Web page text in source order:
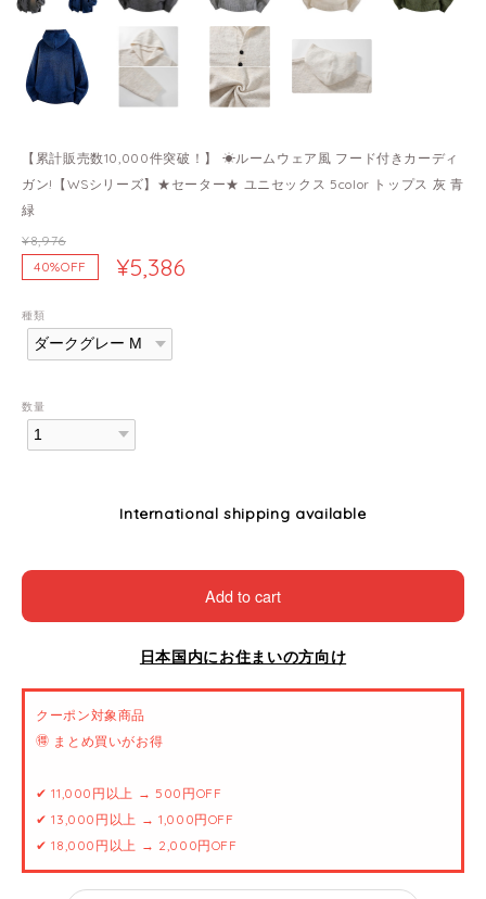
【累計販売数10,000件突破！】 ☀ルームウェア風 フード付きカーディ
ガン!【WSシリーズ】★セーター★ ユニセックス 5color トップス 灰 青
緑
¥8,976
40%OFF
¥5,386
種類
数量
International shipping available
Add to cart
日本国内にお住まいの方向け
クーポン対象商品
🉐 まとめ買いがお得
✔ 11,000円以上 → 500円OFF
✔ 13,000円以上 → 1,000円OFF
✔ 18,000円以上 → 2,000円OFF